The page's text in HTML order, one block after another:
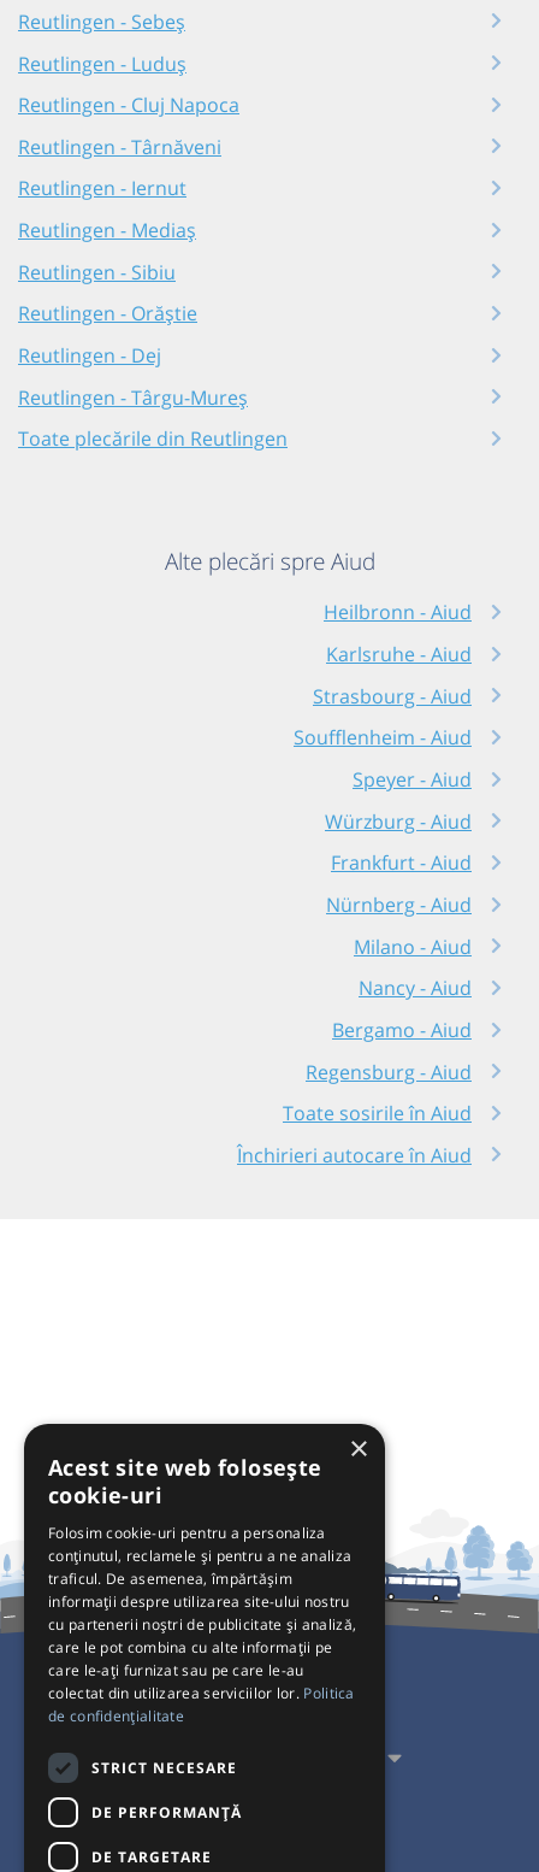
Reutlingen - Sebeș
Reutlingen - Luduș
Reutlingen - Cluj Napoca
Reutlingen - Târnăveni
Reutlingen - Iernut
Reutlingen - Mediaș
Reutlingen - Sibiu
Reutlingen - Orăștie
Reutlingen - Dej
Reutlingen - Târgu-Mureș
Toate plecările din Reutlingen
Alte plecări spre Aiud
Heilbronn - Aiud
Karlsruhe - Aiud
Strasbourg - Aiud
Soufflenheim - Aiud
Speyer - Aiud
Würzburg - Aiud
Frankfurt - Aiud
Nürnberg - Aiud
Milano - Aiud
Nancy - Aiud
Bergamo - Aiud
Regensburg - Aiud
Toate sosirile în Aiud
Închirieri autocare în Aiud
Pentru Călători
Pentru Transportatori
Interacționăm
Acceptăm plăți cu
×
Acest site web folosește
cookie-uri
Folosim cookie-uri pentru a personaliza
conținutul, reclamele și pentru a ne analiza
traficul. De asemenea, împărtășim
informații despre utilizarea site-ului nostru
cu partenerii noștri de publicitate și analiză,
care le pot combina cu alte informații pe
care le-ați furnizat sau pe care le-au
colectat din utilizarea serviciilor lor. Politica
de confidențialitate
STRICT NECESARE
DE PERFORMANȚĂ
DE TARGETARE